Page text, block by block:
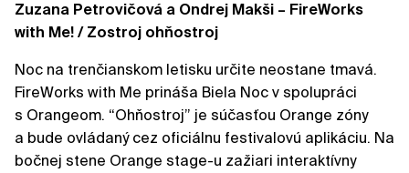
Zuzana Petrovičová a Ondrej Makši – FireWorks
with Me! / Zostroj ohňostroj
Noc na trenčianskom letisku určite neostane tmavá.
FireWorks with Me prináša Biela Noc v spolupráci
s Orangeom. “Ohňostroj” je súčasťou Orange zóny
a bude ovládaný cez oficiálnu festivalovú aplikáciu. Na
bočnej stene Orange stage-u zažiari interaktívny